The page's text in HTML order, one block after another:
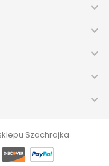





Szachrajka